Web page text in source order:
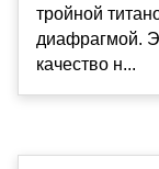
тройной
диафрагмой.
качество н...